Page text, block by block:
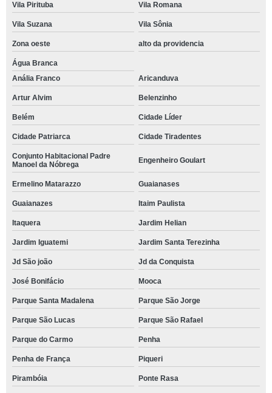
Vila Pirituba Vila Romana
Vila Suzana Vila Sônia
Zona oeste alto da providencia
Água Branca
Anália Franco
Aricanduva
Artur Alvim Belenzinho
Belém Cidade Líder
Cidade Patriarca Cidade Tiradentes
Conjunto Habitacional Padre
Manoel da Nóbrega
Engenheiro Goulart
Ermelino Matarazzo Guaianases
Guaianazes Itaim Paulista
Itaquera Jardim Helian
Jardim Iguatemi Jardim Santa Terezinha
Jd São joão Jd da Conquista
José Bonifácio Mooca
Parque Santa Madalena Parque São Jorge
Parque São Lucas Parque São Rafael
Parque do Carmo Penha
Penha de França Piqueri
Pirambóia Ponte Rasa